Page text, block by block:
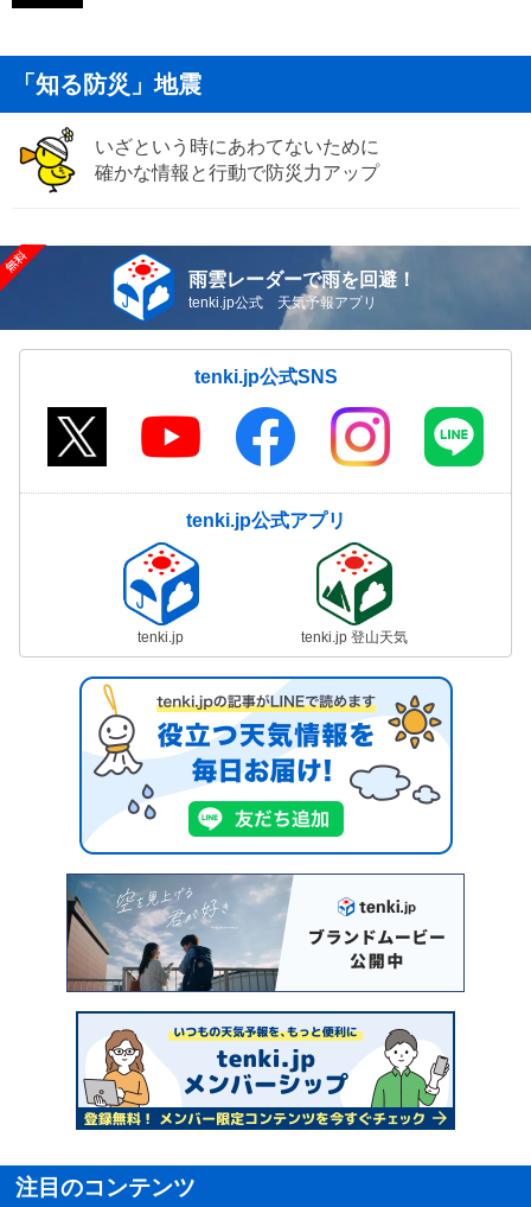
「知る防災」地震
いざという時にあわてないために
確かな情報と行動で防災力アップ
雨雲レーダーで雨を回避！
tenki.jp公式 天気予報アプリ
tenki.jp公式SNS
tenki.jp公式アプリ
tenki.jp tenki.jp 登山天気
注目のコンテンツ